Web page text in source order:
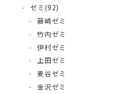
ゼミ(92)
藤崎ゼミ
竹内ゼミ
伊村ゼミ
上田ゼミ
麦谷ゼミ
金沢ゼミ